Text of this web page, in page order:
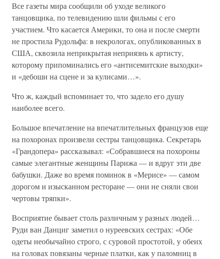
Все газеты мира сообщили об уходе великого
танцовщика, по телевидению шли фильмы с его
участием. Что касается Америки, то она и после смерти
не простила Рудольфа: в некрологах, опубликованных в
США, сквозила неприкрытая неприязнь к артисту,
которому припоминались его «антисемитские выходки»
и «дебоши на сцене и за кулисами…».
Что ж, каждый вспоминает то, что задело его душу
наиболее всего.
Большое впечатление на впечатлительных французов еще
на похоронах произвели сестры танцовщика. Секретарь
«Грандопера» рассказывал: «Собравшиеся на похороны
самые элегантные женщины Парижа — и вдруг эти две
бабушки. Даже во время поминок в «Мерисе» — самом
дорогом и изысканном ресторане — они не сняли свои
чертовы тряпки».
Восприятие бывает столь различным у разных людей…
Руди ван Данциг заметил о нуреевских сестрах: «Обе
одеты необычайно строго, с суровой простотой, у обеих
на головах повязаны черные платки, как у паломниц в